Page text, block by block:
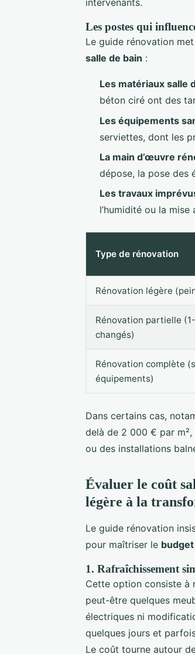
intervenants.
Les postes qui
Le guide rénovation
salle de bain :
Les matériaux salle
béton ciré ont des
Les équipements
serviettes, dont les
La main d’œuvre
dépose, la pose des
Les travaux
l’humidité ou la
Type de rénovation
Rénovation légère
Rénovation partielle
changés)
Rénovation complète
équipements)
Dans certains cas,
delà de 2 000 € par m²,
ou des installations
Évaluer le coût
légère à la
Le guide rénovation
pour maîtriser le
1. Rafraîchissement
Cette option consiste à
peut-être quelques
électriques ni
quelques jours et
Le coût tourne autour